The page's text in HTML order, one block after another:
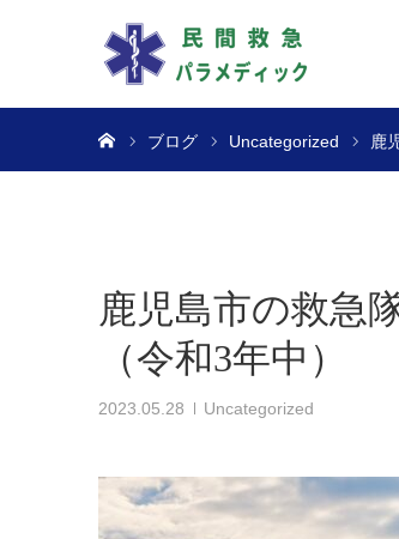
ブログ Uncategorized 鹿
鹿児島市の救急
（令和3年中）
2023.05.28 Uncategorized